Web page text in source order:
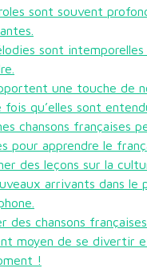
sont souvent
sont
une touche de
fois qu’elles sont
chansons françaises
pour apprendre le
des leçons sur la
arrivants dans le
des chansons
moyen de se divertir
!